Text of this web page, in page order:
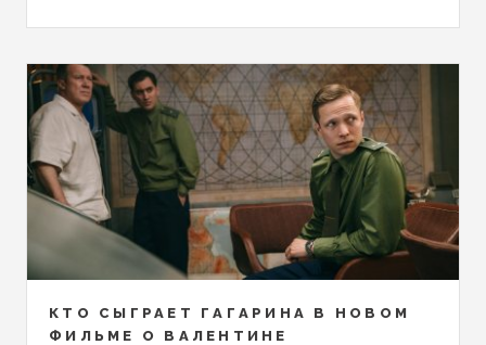
КТО СЫГРАЕТ ГАГАРИНА В НОВОМ
ФИЛЬМЕ О ВАЛЕНТИНЕ